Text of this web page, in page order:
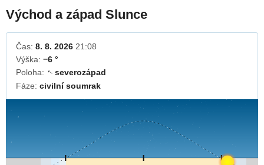
Východ a západ Slunce
Čas: 8. 8. 2026 21:08
Výška: −6 °
Poloha: ↓severozápad
Fáze: civilní soumrak